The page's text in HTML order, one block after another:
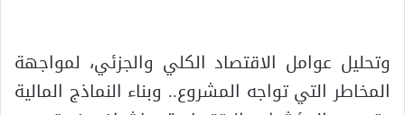
وتحليل عوامل الاقتصاد الكلي والجزئي، لمواجهة
المخاطر التي تواجه المشروع.. وبناء النماذج المالية